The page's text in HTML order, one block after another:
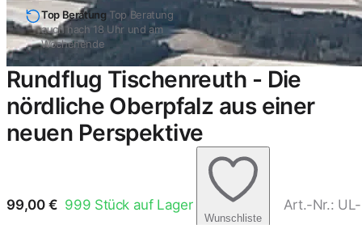
Top Beratung Top Beratung
auch nach 18 Uhr und am
Wochenende
Rundflug Tischenreuth - Die
nördliche Oberpfalz aus einer
neuen Perspektive
99,00 € 999 Stück auf Lager
Wunschliste
Art.-Nr.: UL-